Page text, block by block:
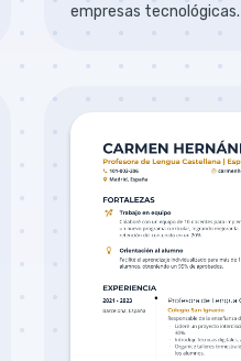
empresas tecnológicas.